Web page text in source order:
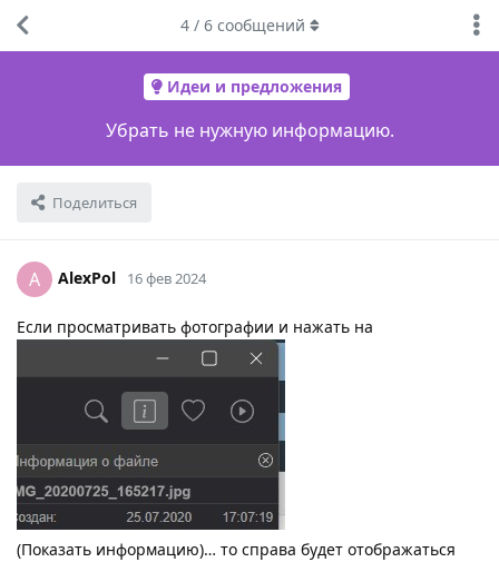
Идеи и предложения
Убрать не нужную информацию.
Поделиться
4/ 6сообщений
A AlexPol 16 фев 2024
Если просматривать фотографии и нажать на
(Показать информацию)… то справа будет отображаться